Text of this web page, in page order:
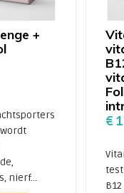
+
nierf...
€